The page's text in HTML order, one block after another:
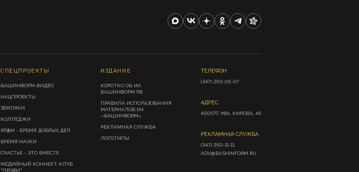
СПЕЦПРОЕКТЫ
БАШИНФОРМ-ВИДЕО
НАЦПРОЕКТЫ
ЗЕМЛЯКИ
КОЛЛЕДЖИ
ЯРҘАМ - ВРЕМЯ ДОБРЫХ ДЕЛ
ВРЕМЯ НАУКИ
СЧАСТЬЕ - ЭТО ВМЕСТЕ
МЕДИЙНЫЙ КОННЕКТ-КЛУБ
"ПРОФИ"
ИЗДАНИЕ
КОРОТКО ОБ ИА
БАШИНФОРМ.РФ
ПРАВИЛА ИСПОЛЬЗОВАНИЯ
МАТЕРИАЛОВ ИА
«БАШИНФОРМ»
РЕКЛАМНАЯ СЛУЖБА
ЛОГОТИПЫ
ТЕЛЕФОН
(347) 250-05-07
АДРЕС
450077, УФА, КИРОВА, 45
РЕКЛАМНАЯ СЛУЖБА
(347) 250-11-11
ADV@BASHINFORM.RU